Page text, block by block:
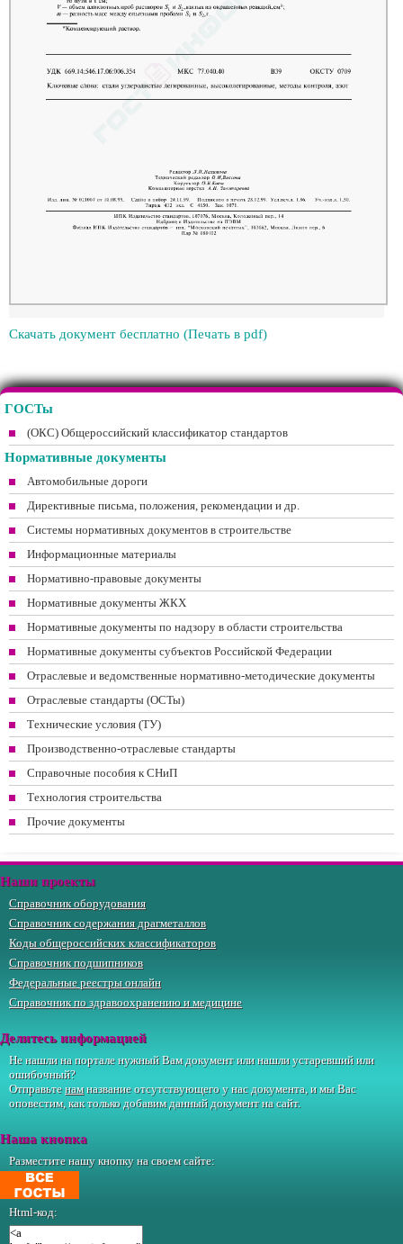
Скачать документ бесплатно (Печать в pdf)
ГОСТы
(ОКС) Общероссийский классификатор стандартов
Нормативные документы
Автомобильные дороги
Директивные письма, положения, рекомендации и др.
Системы нормативных документов в строительстве
Информационные материалы
Нормативно-правовые документы
Нормативные документы ЖКХ
Нормативные документы по надзору в области строительства
Нормативные документы субъектов Российской Федерации
Отраслевые и ведомственные нормативно-методические документы
Отраслевые стандарты (ОСТы)
Технические условия (ТУ)
Производственно-отраслевые стандарты
Справочные пособия к СНиП
Технология строительства
Прочие документы
Наши проекты
Справочник оборудования
Справочник содержания драгметаллов
Коды общероссийских классификаторов
Справочник подшипников
Федеральные реестры онлайн
Справочник по здравоохранению и медицине
Делитесь информацией
Не нашли на портале нужный Вам документ или нашли устаревший или
ошибочный?
Отправьтенамназвание отсутствующего у нас документа, и мы Вас
оповестим, как только добавим данный документ на сайт.
Наша кнопка
Разместите нашу кнопку на своем сайте:
Html-код: